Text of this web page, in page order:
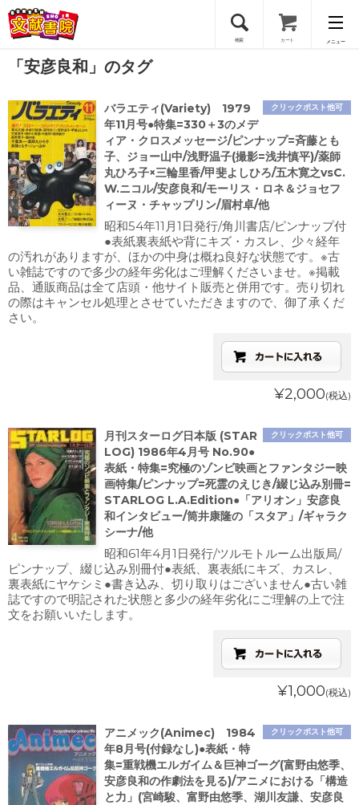
検索 カート メニュー
会員登録
ログイン
「安彦良和」のタグ
クリックポスト他可
バラエティ(Variety) 1979
年11月号●特集=330＋3のメデ
ィア・クロスメッセージ/ピンナップ=斉藤とも
子、ジョー山中/浅野温子(撮影=浅井慎平)/薬師
丸ひろ子×三輪里香/甲斐よしひろ/五木寛之vsC.
W.ニコル/安彦良和/モーリス・ロネ＆ジョセフ
ィーヌ・チャップリン/眉村卓/他
昭和54年11月1日発行/角川書店/ピンナップ付
●表紙裏表紙や背にキズ・カスレ、少々経年
の汚れがありますが、ほかの中身は概ね良好な状態です。※古
い雑誌ですので多少の経年劣化はご理解くださいませ。※掲載
品、通販商品は全て店頭・他サイト販売と併用です。売り切れ
の際はキャンセル処理とさせていただきますので、御了承くだ
さい。
¥2,000(税込)
クリックポスト他可
月刊スターログ日本版 (STAR
LOG) 1986年4月号 No.90●
表紙・特集=究極のゾンビ映画とファンタジー映
画特集/ピンナップ=死霊のえじき/綴じ込み別冊=
STARLOG L.A.Edition●「アリオン」安彦良
和インタビュー/筒井康隆の「スタア」/ギャラク
シーナ/他
昭和61年4月1日発行/ツルモトルーム出版局/
ピンナップ、綴じ込み別冊付●表紙、裏表紙にキズ、カスレ、
裏表紙にヤケシミ●書き込み、切り取りはございません●古い雑
誌ですので明記された状態と多少の経年劣化にご理解の上で注
文をお願いいたします。
¥1,000(税込)
クリックポスト他可
アニメック(Animec) 1984
年8月号(付録なし)●表紙・特
集=重戦機エルガイム＆巨神ゴーグ(富野由悠季、
安彦良和の作劇法を見る)/アニメにおける「構造
と力」(宮崎駿、富野由悠季、湖川友謙、安彦良